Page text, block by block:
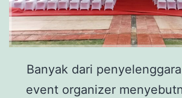
Banyak dari
event organizer